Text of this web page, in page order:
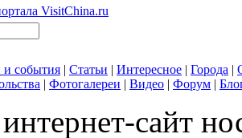
VisitChina.ru
и события | Статьи | Интересное | Города |
| Фотогалереи | Видео | Форум |
сайт